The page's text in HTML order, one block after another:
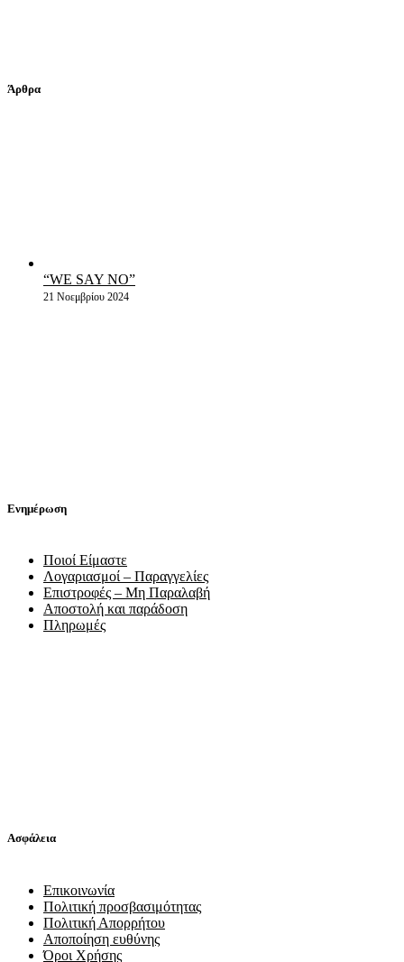
Άρθρα
“WE SAY NO”
21 Νοεμβρίου 2024
Ενημέρωση
Ποιοί Είμαστε
Λογαριασμοί – Παραγγελίες
Επιστροφές – Μη Παραλαβή
Αποστολή και παράδοση
Πληρωμές
Ασφάλεια
Επικοινωνία
Πολιτική προσβασιμότητας
Πολιτική Απορρήτου
Αποποίηση ευθύνης
Όροι Χρήσης